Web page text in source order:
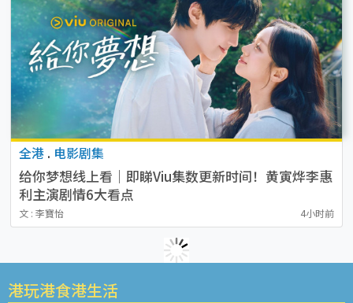
全港 . 电影剧集
给你梦想线上看｜即睇Viu集数更新时间！黄寅烨李惠
利主演剧情6大看点
文 : 李寶怡 4小时前
港玩港食港生活